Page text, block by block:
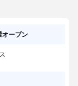
オーブン